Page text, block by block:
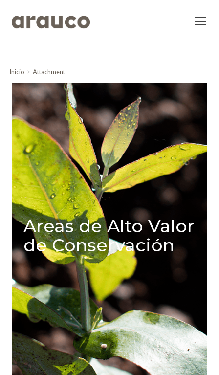
Inicio Attachment
Areas de Alto Valor
de Conservación